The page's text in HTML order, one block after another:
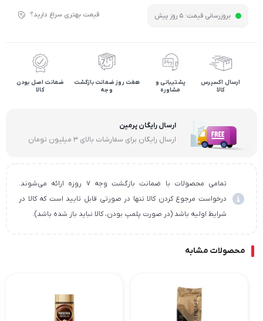
بروزرسانی قیمت: 5 روز پیش قیمت بهتری سراغ دارید؟
ارسال اکسپرس
کالا
پشتیبانی و
مشاوره
هفت روز ضمانت بازگشت
وجه
ضمانت اصل بودن
کالا
ارسال رایگان پرمین
ارسال رایگان برای سفارشات بالای ۳ میلیون تومان
تمامی محصولات با ضمانت بازگشت وجه ۷ روزه ارائه می‌شوند.
درخواست مرجوع کردن کالا تنها در صورتی قابل تایید است که کالا در
شرایط اولیه باشد (در صورت پلمپ بودن، کالا نباید باز شده باشد).
محصولات مشابه